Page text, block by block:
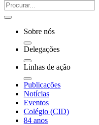
Sobre nós
Delegações
Linhas de ação
Publicações
Notícias
Eventos
Colégio (CID)
84 anos